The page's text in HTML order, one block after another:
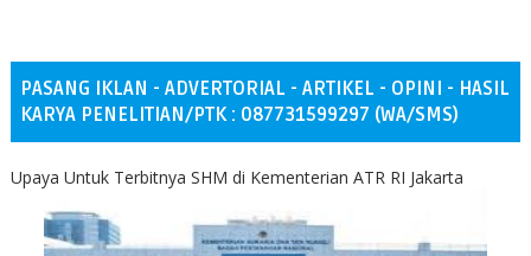
PASANG IKLAN - ADVERTORIAL - ARTIKEL - OPINI - HASIL
KARYA PENELITIAN/PTK : 087731599297 (WA/SMS)
Upaya Untuk Terbitnya SHM di Kementerian ATR RI Jakarta